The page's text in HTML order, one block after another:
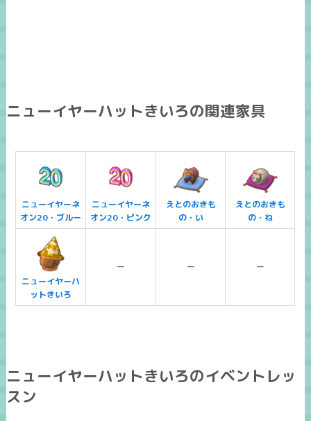
ニューイヤーハットきいろの関連家具
ニューイヤーネ
オン20・ブルー
ニューイヤーネ
オン20・ピンク
えとのおきも
の・い
えとのおきも
の・ね
ニューイヤーハ
ットきいろ
ー ー ー
ニューイヤーハットきいろのイベントレッ
スン